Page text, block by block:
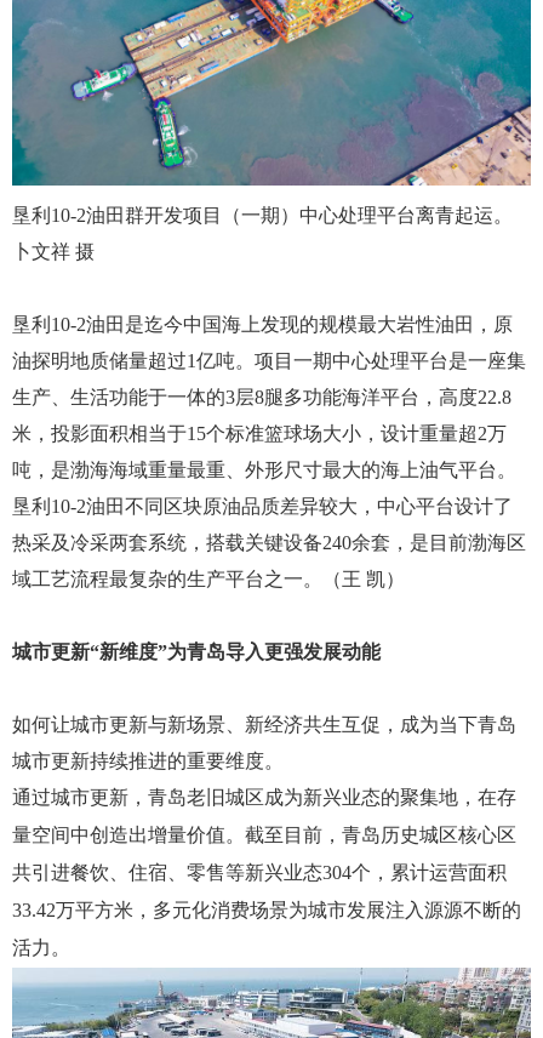
垦利10-2油田群开发项目（一期）中心处理平台离青起运。
卜文祥 摄
垦利10-2油田是迄今中国海上发现的规模最大岩性油田，原
油探明地质储量超过1亿吨。项目一期中心处理平台是一座集
生产、生活功能于一体的3层8腿多功能海洋平台，高度22.8
米，投影面积相当于15个标准篮球场大小，设计重量超2万
吨，是渤海海域重量最重、外形尺寸最大的海上油气平台。
垦利10-2油田不同区块原油品质差异较大，中心平台设计了
热采及冷采两套系统，搭载关键设备240余套，是目前渤海区
域工艺流程最复杂的生产平台之一。（王 凯）
城市更新“新维度”为青岛导入更强发展动能
如何让城市更新与新场景、新经济共生互促，成为当下青岛
城市更新持续推进的重要维度。
通过城市更新，青岛老旧城区成为新兴业态的聚集地，在存
量空间中创造出增量价值。截至目前，青岛历史城区核心区
共引进餐饮、住宿、零售等新兴业态304个，累计运营面积
33.42万平方米，多元化消费场景为城市发展注入源源不断的
活力。